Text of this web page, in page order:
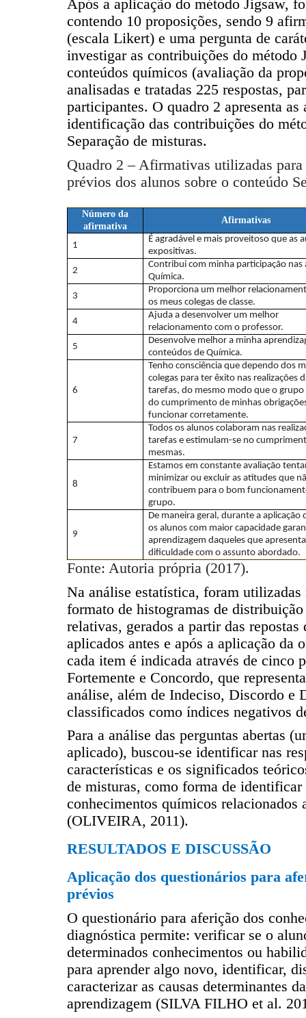
Após a aplicação do método Jigsaw,
contendo 10 proposições, sendo 9
(escala Likert) e uma pergunta de
investigar as contribuições do método
conteúdos químicos (avaliação da
analisadas e tratadas 225 respostas,
participantes. O quadro 2 apresenta
identificação das contribuições do
Separação de misturas.
Quadro 2 – Afirmativas utilizadas
prévios dos alunos sobre o conteúdo
Número da
afirmativa
Afirmativas
1
É agradável e mais proveitoso que as
expositivas.
2
Contribui com minha participação nas
Química.
3
Proporciona um melhor
os meus colegas de classe.
4
Ajuda a desenvolver um melhor
relacionamento com o professor.
5
Desenvolve melhor a minha
conteúdos de Química.
6
Tenho consciência que dependo dos
colegas para ter êxito nas realizações
tarefas, do mesmo modo que o grupo
do cumprimento de minhas
funcionar corretamente.
7
Todos os alunos colaboram nas
tarefas e estimulam-se no
mesmas.
8
Estamos em constante avaliação
minimizar ou excluir as atitudes que
contribuem para o bom
grupo.
9
De maneira geral, durante a aplicação
os alunos com maior capacidade
aprendizagem daqueles que
dificuldade com o assunto abordado.
Fonte: Autoria própria (2017).
Na análise estatística, foram utilizadas
formato de histogramas de
relativas, gerados a partir das
aplicados antes e após a aplicação da
cada item é indicada através de cinco
Fortemente e Concordo, que
análise, além de Indeciso, Discordo e
classificados como índices negativos
Para a análise das perguntas abertas
aplicado), buscou-se identificar nas
características e os significados
de misturas, como forma de identificar
conhecimentos químicos relacionados
(OLIVEIRA, 2011).
RESULTADOS E DISCUSSÃO
Aplicação dos questionários para
prévios
O questionário para aferição dos
diagnóstica permite: verificar se o
determinados conhecimentos ou
para aprender algo novo, identificar,
caracterizar as causas determinantes
aprendizagem (SILVA FILHO et al.